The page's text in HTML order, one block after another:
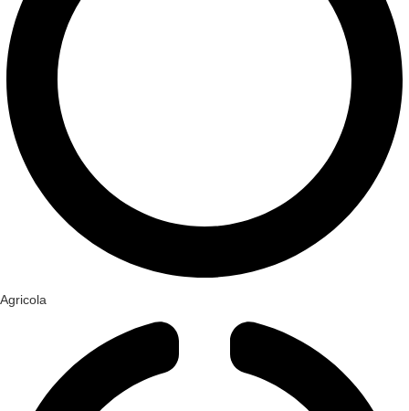
Agricola